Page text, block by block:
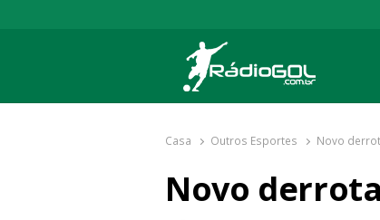
Rádio Gol
Há mais de 20 anos com as melhores
Casa Outros Esportes Novo
Novo